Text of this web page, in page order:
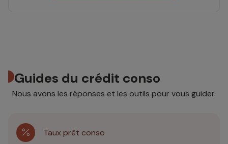
Guides du crédit conso
Nous avons les réponses et les outils pour vous guider.
Taux prêt conso